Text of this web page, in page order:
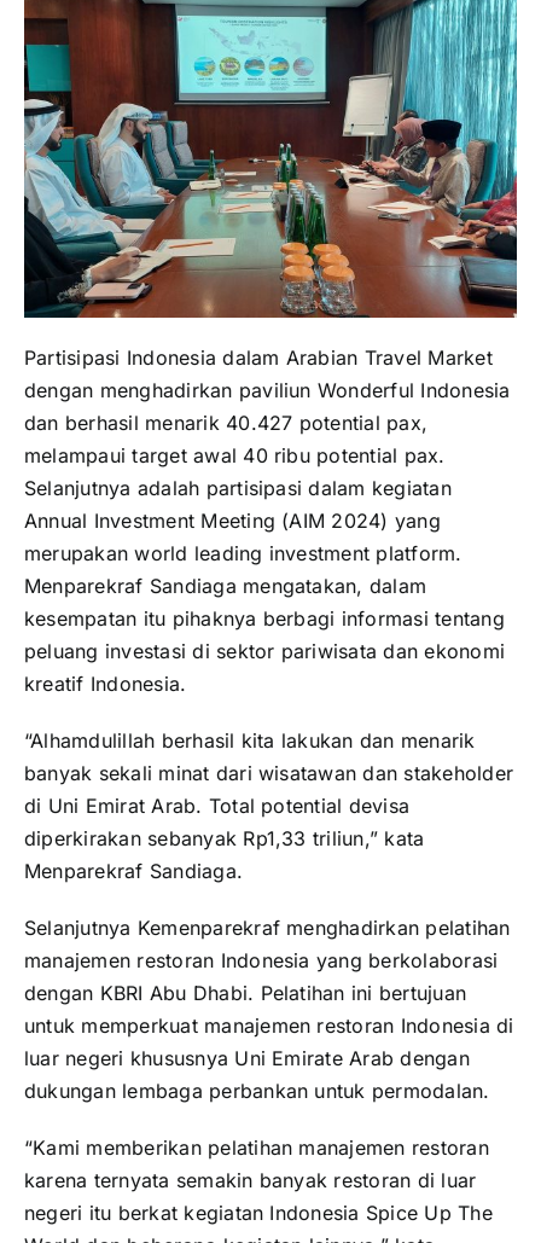
Partisipasi Indonesia dalam Arabian Travel Market
dengan menghadirkan paviliun Wonderful Indonesia
dan berhasil menarik 40.427 potential pax,
melampaui target awal 40 ribu potential pax.
Selanjutnya adalah partisipasi dalam kegiatan
Annual Investment Meeting (AIM 2024) yang
merupakan world leading investment platform.
Menparekraf Sandiaga mengatakan, dalam
kesempatan itu pihaknya berbagi informasi tentang
peluang investasi di sektor pariwisata dan ekonomi
kreatif Indonesia.
“Alhamdulillah berhasil kita lakukan dan menarik
banyak sekali minat dari wisatawan dan stakeholder
di Uni Emirat Arab. Total potential devisa
diperkirakan sebanyak Rp1,33 triliun,” kata
Menparekraf Sandiaga.
Selanjutnya Kemenparekraf menghadirkan pelatihan
manajemen restoran Indonesia yang berkolaborasi
dengan KBRI Abu Dhabi. Pelatihan ini bertujuan
untuk memperkuat manajemen restoran Indonesia di
luar negeri khususnya Uni Emirate Arab dengan
dukungan lembaga perbankan untuk permodalan.
“Kami memberikan pelatihan manajemen restoran
karena ternyata semakin banyak restoran di luar
negeri itu berkat kegiatan Indonesia Spice Up The